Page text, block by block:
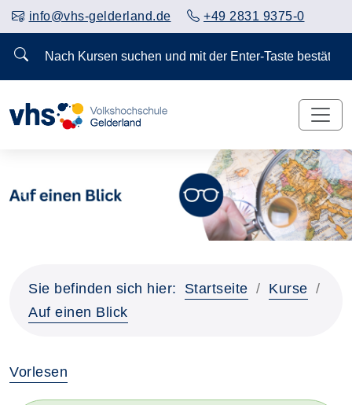
info@vhs-gelderland.de +49 2831 9375-0
Nach Kursen suchen und mit der Enter-Taste
Vorheriges Slider-Bild anzeigen
Sie befinden sich hier: Startseite
Kurse
Auf einen Blick
Vorlesen